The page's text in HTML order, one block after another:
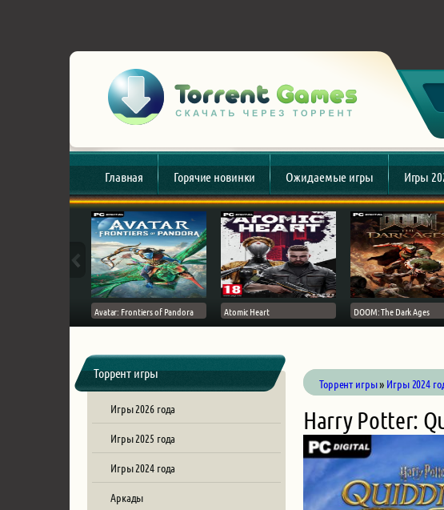
Главная Горячие новинки Ожидаемые игры Игры
Avatar: Frontiers of Pandora Atomic Heart DOOM: The Dark Ages
Торрент игры
Игры 2026 года
Игры 2025 года
Игры 2024 года
Аркады
Торрент игры» Игры 2024
Harry Potter: